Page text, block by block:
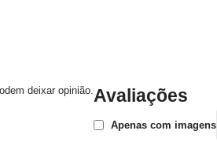
Avaliações
Apenas com imagens
deixar opinião.